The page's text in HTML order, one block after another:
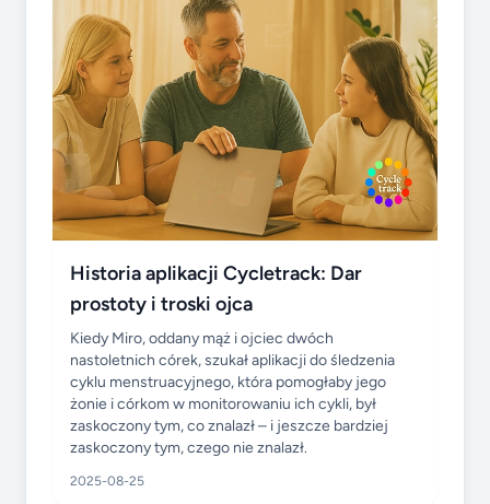
Historia aplikacji Cycletrack: Dar
prostoty i troski ojca
Kiedy Miro, oddany mąż i ojciec dwóch
nastoletnich córek, szukał aplikacji do śledzenia
cyklu menstruacyjnego, która pomogłaby jego
żonie i córkom w monitorowaniu ich cykli, był
zaskoczony tym, co znalazł – i jeszcze bardziej
zaskoczony tym, czego nie znalazł.
2025-08-25